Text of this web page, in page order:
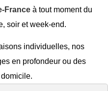
France à tout moment du
soir et week-end.
individuelles, nos
en profondeur ou des